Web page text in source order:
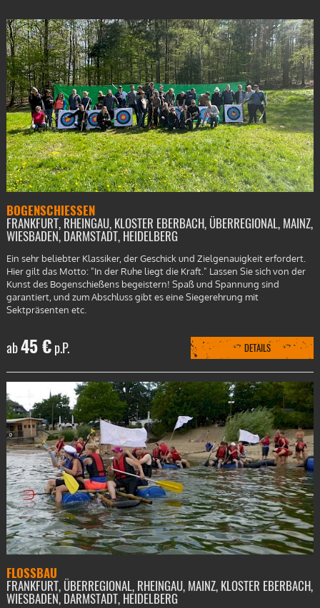
BOGENSCHIESSEN
FRANKFURT, RHEINGAU, KLOSTER EBERBACH, ÜBERREGIONAL, MAINZ,
WIESBADEN, DARMSTADT, HEIDELBERG
Ein sehr beliebter Klassiker, der Geschick und Zielgenauigkeit erfordert.
Hier gilt das Motto: "In der Ruhe liegt die Kraft." Lassen Sie sich von der
Kunst des Bogenschießens begeistern! Spaß und Spannung sind
garantiert, und zum Abschluss gibt es eine Siegerehrung mit
Sektpräsenten etc.
ab45 €p.P. DETAILS
FLOSSBAU
FRANKFURT, ÜBERREGIONAL, RHEINGAU, MAINZ, KLOSTER EBERBACH,
WIESBADEN, DARMSTADT, HEIDELBERG